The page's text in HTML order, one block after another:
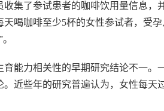
收集了参试患者的咖啡饮用量信息
天喝咖啡至少5杯的女性参试者，受
力相关性的早期研究结论不一。
。近些年的研究普遍认为，女性每